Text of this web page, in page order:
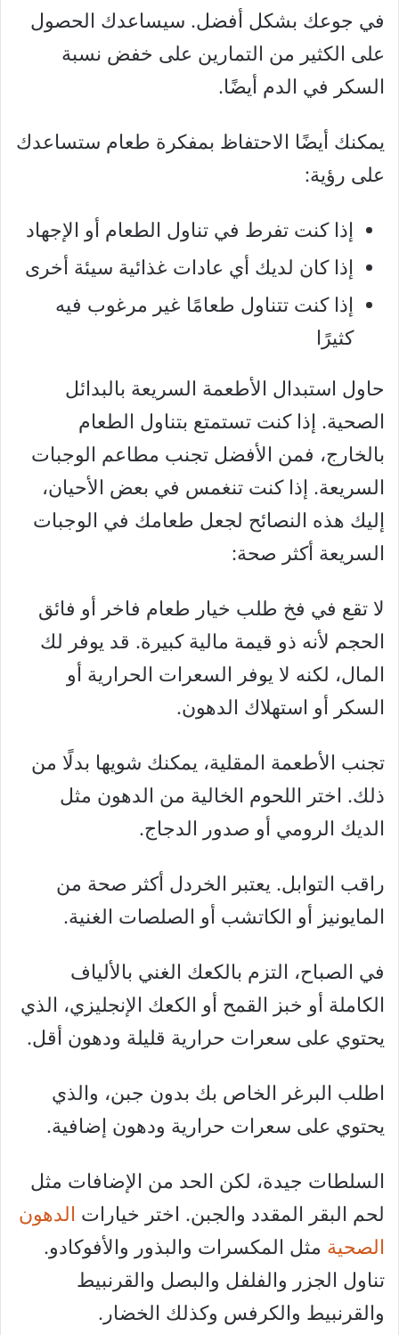
في جوعك بشكل أفضل. سيساعدك الحصول
على الكثير من التمارين على خفض نسبة
السكر في الدم أيضًا.
يمكنك أيضًا الاحتفاظ بمفكرة طعام ستساعدك
على رؤية:
إذا كنت تفرط في تناول الطعام أو الإجهاد
إذا كان لديك أي عادات غذائية سيئة أخرى
إذا كنت تتناول طعامًا غير مرغوب فيه
كثيرًا
حاول استبدال الأطعمة السريعة بالبدائل
الصحية. إذا كنت تستمتع بتناول الطعام
بالخارج، فمن الأفضل تجنب مطاعم الوجبات
السريعة. إذا كنت تنغمس في بعض الأحيان،
إليك هذه النصائح لجعل طعامك في الوجبات
السريعة أكثر صحة:
لا تقع في فخ طلب خيار طعام فاخر أو فائق
الحجم لأنه ذو قيمة مالية كبيرة. قد يوفر لك
المال، لكنه لا يوفر السعرات الحرارية أو
السكر أو استهلاك الدهون.
تجنب الأطعمة المقلية، يمكنك شويها بدلًا من
ذلك. اختر اللحوم الخالية من الدهون مثل
الديك الرومي أو صدور الدجاج.
راقب التوابل. يعتبر الخردل أكثر صحة من
المايونيز أو الكاتشب أو الصلصات الغنية.
في الصباح، التزم بالكعك الغني بالألياف
الكاملة أو خبز القمح أو الكعك الإنجليزي، الذي
يحتوي على سعرات حرارية قليلة ودهون أقل.
اطلب البرغر الخاص بك بدون جبن، والذي
يحتوي على سعرات حرارية ودهون إضافية.
السلطات جيدة، لكن الحد من الإضافات مثل
لحم البقر المقدد والجبن. اختر خيارات الدهون
الصحية مثل المكسرات والبذور والأفوكادو.
تناول الجزر والفلفل والبصل والقرنبيط
والقرنبيط والكرفس وكذلك الخضار.